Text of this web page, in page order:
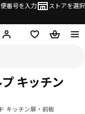
番号を入力 ストアを選択
ログイン・新規入会
欲しいものリスト
カート
キッチン扉・前板
キッチン